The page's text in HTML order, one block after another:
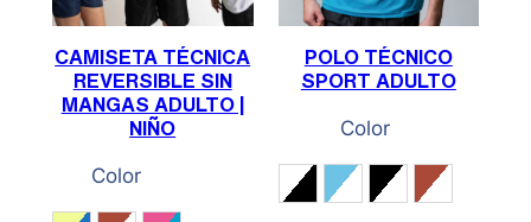
CAMISETA TÉCNICA
REVERSIBLE SIN
MANGAS ADULTO |
NIÑO
Color
POLO TÉCNICO
SPORT ADULTO
Color
Blanco / Negro
Cian / Blanco
Negro / Blanco
Rojo /